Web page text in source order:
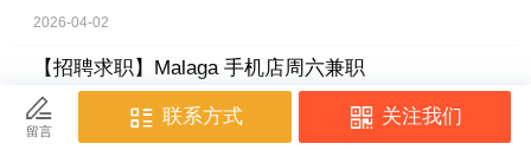
2026-04-02
【招聘求职】 Malaga 手机店周六兼职
2026-04-02